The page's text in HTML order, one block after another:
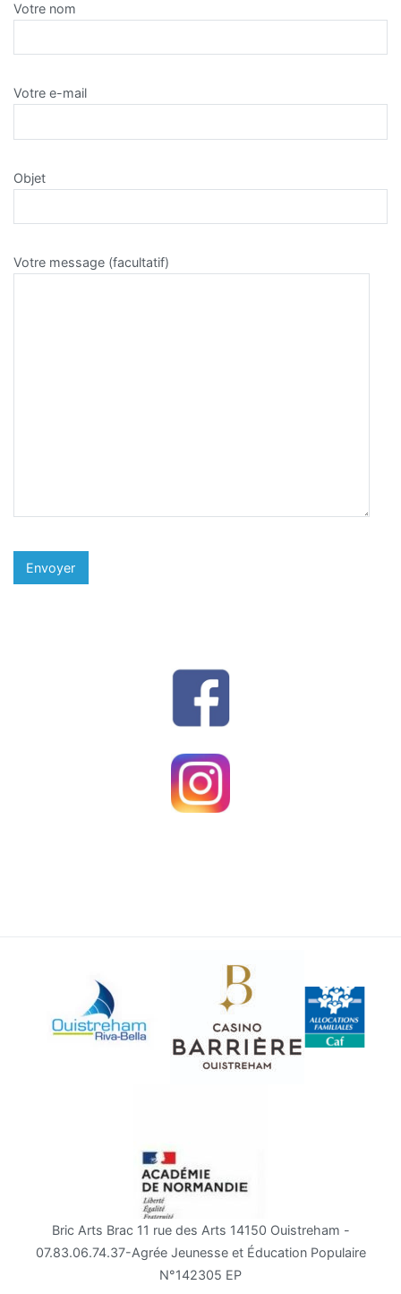
Votre nom
Votre e-mail
Objet
Votre message (facultatif)
Bric Arts Brac 11 rue des Arts 14150 Ouistreham -
07.83.06.74.37-Agrée Jeunesse et Éducation Populaire
N°142305 EP